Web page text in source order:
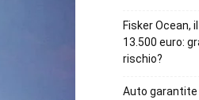
Fisker Ocean,
13.500 euro:
rischio?
Auto garantite